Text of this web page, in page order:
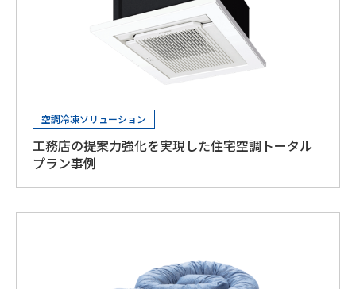
空調冷凍ソリューション
工務店の提案力強化を実現した住宅空調トータル
プラン事例